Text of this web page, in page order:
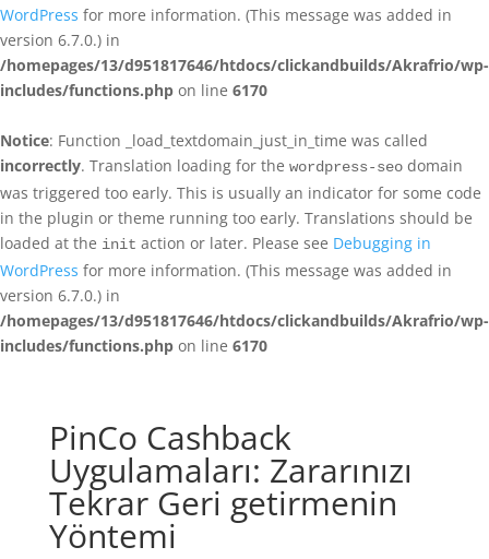
WordPress for more information. (This message was added in
version 6.7.0.) in
/homepages/13/d951817646/htdocs/clickandbuilds/Akrafrio/wp-
includes/functions.php on line 6170
Notice: Function _load_textdomain_just_in_time was called
incorrectly. Translation loading for the wordpress-seo domain
was triggered too early. This is usually an indicator for some code
in the plugin or theme running too early. Translations should be
loaded at the init action or later. Please see Debugging in
WordPress for more information. (This message was added in
version 6.7.0.) in
/homepages/13/d951817646/htdocs/clickandbuilds/Akrafrio/wp-
includes/functions.php on line 6170
PinCo Cashback
Uygulamaları: Zararınızı
Tekrar Geri getirmenin
Yöntemi